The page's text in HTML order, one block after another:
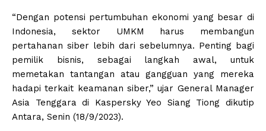
“Dengan potensi pertumbuhan ekonomi yang besar di
Indonesia, sektor UMKM harus membangun
pertahanan siber lebih dari sebelumnya. Penting bagi
pemilik bisnis, sebagai langkah awal, untuk
memetakan tantangan atau gangguan yang mereka
hadapi terkait keamanan siber,” ujar General Manager
Asia Tenggara di Kaspersky Yeo Siang Tiong dikutip
Antara, Senin (18/9/2023).